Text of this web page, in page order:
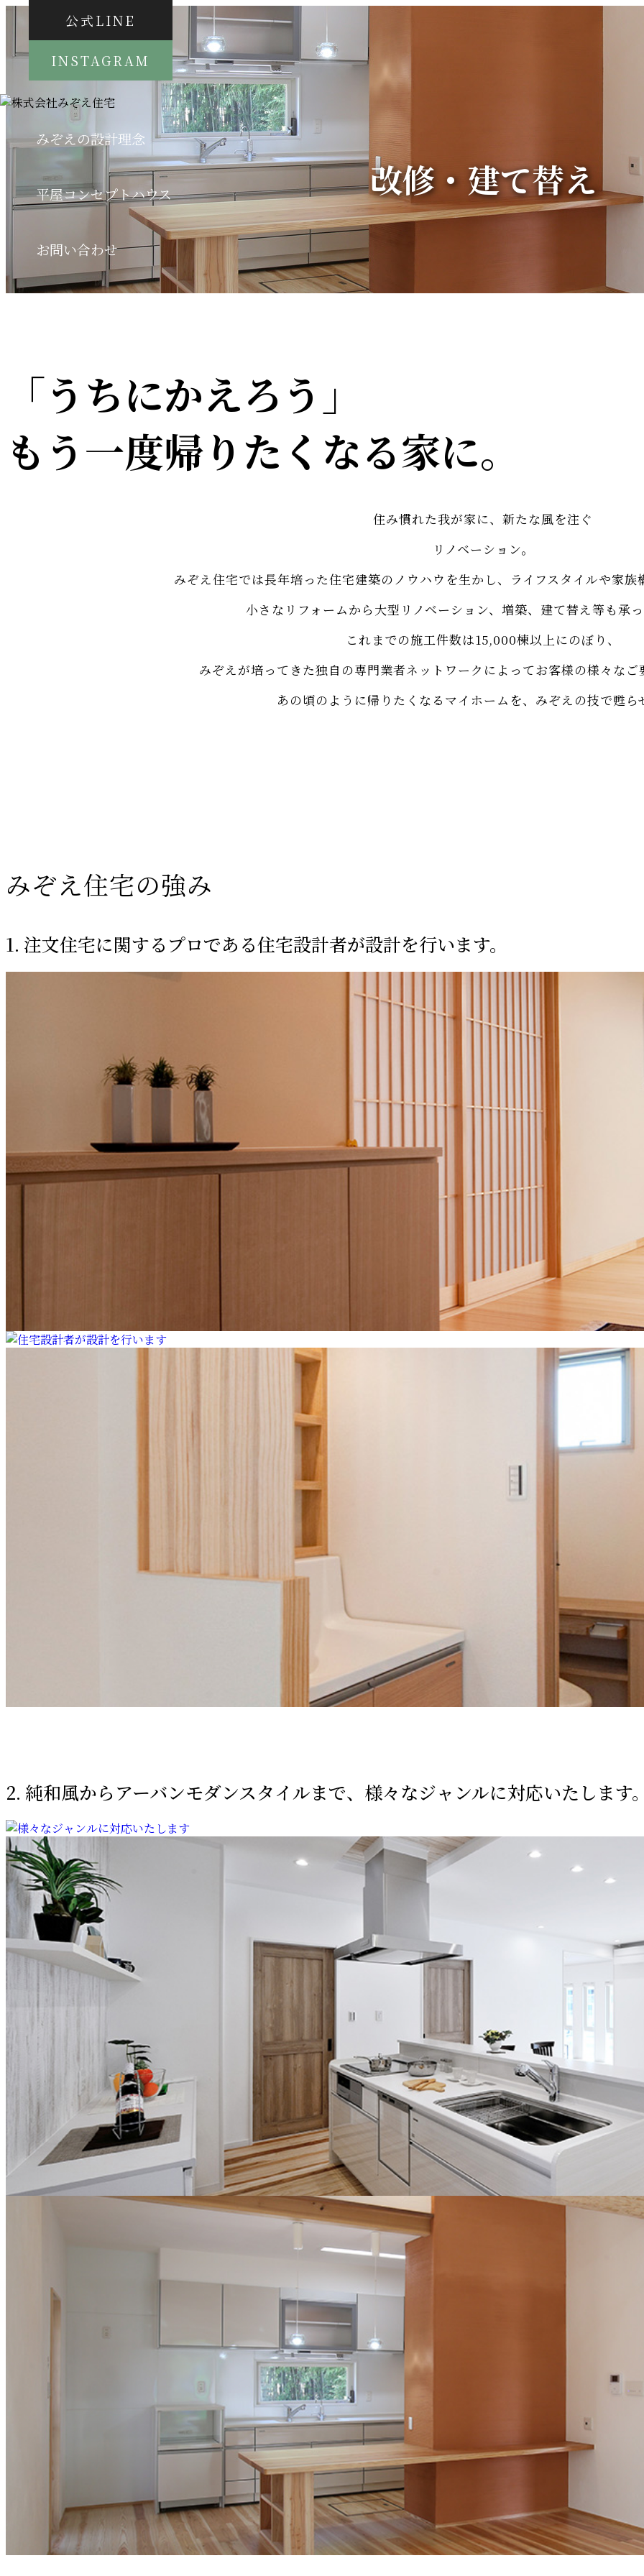
公式LINE
INSTAGRAM
みぞえの設計理念
平屋コンセプトハウス
お問い合わせ
改修・建て替え
「うちにかえろう」
もう一度帰りたくなる家に。
住み慣れた我が家に、新たな風を注ぐ
リノベーション。
みぞえ住宅では長年培った住宅建築のノウハウを生かし、ライフスタイルや家
小さなリフォームから大型リノベーション、増築、建て替え等も承
これまでの施工件数は15,000棟以上にのぼり、
みぞえが培ってきた独自の専門業者ネットワークによってお客様の様々な
あの頃のように帰りたくなるマイホームを、みぞえの技で甦ら
みぞえ住宅の強み
1. 注文住宅に関するプロである住宅設計者が設計を行います。
2. 純和風からアーバンモダンスタイルまで、 様々なジャンルに対応いたします